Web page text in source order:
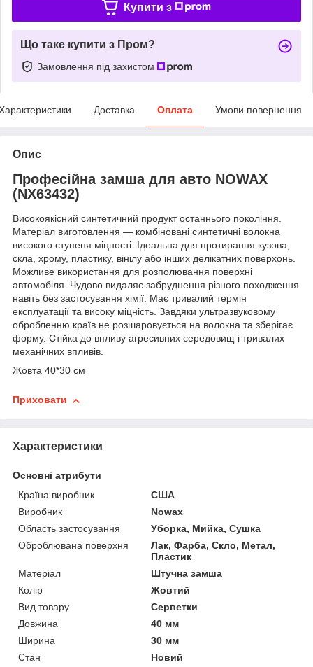
Купити з
Що таке купити з Пром?
Замовлення під захистом
Доставка Оплата Умови повернення
Опис
Професійна замша для авто NOWAX
(NX63432)
Високоякісний синтетичний продукт останнього покоління.
Матеріал виготовлення — комбіновані синтетичні волокна
високого ступеня міцності. Ідеальна для протирання кузова,
скла, хрому, пластику, вінілу або інших делікатних поверхонь.
Можливе використання для розполювання поверхні
автомобіля. Чудово видаляє забруднення різного походження
навіть без застосування хімії. Має тривалий термін
експлуатації та високу міцність. Завдяки ультразвуковому
обробленню країв не розшаровується на волокна та зберігає
форму. Стійка до впливу агресивних середовищ і тривалих
механічних впливів.
Жовта 40*30 см
Приховати
Характеристики
Основні атрибути
Країна виробник
США
Виробник
Nowax
Область застосування
Уборка, Мийка, Сушка
Оброблювана поверхня
Лак, Фарба, Скло, Метал,
Пластик
Матеріал
Штучна замша
Колір
Жовтий
Вид товару
Серветки
Довжина
40 мм
Ширина
30 мм
Стан
Новий